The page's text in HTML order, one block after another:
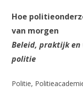
Hoe
van morgen
Beleid, praktijk en
politie
Politie,